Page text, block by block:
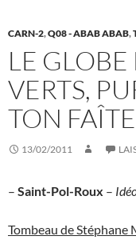
CARN-2,Q08 - ABAB ABAB,
LE
VERTS,
TON
13/02/2011
– Saint-Pol-Roux –
Tombeau de Stéphane